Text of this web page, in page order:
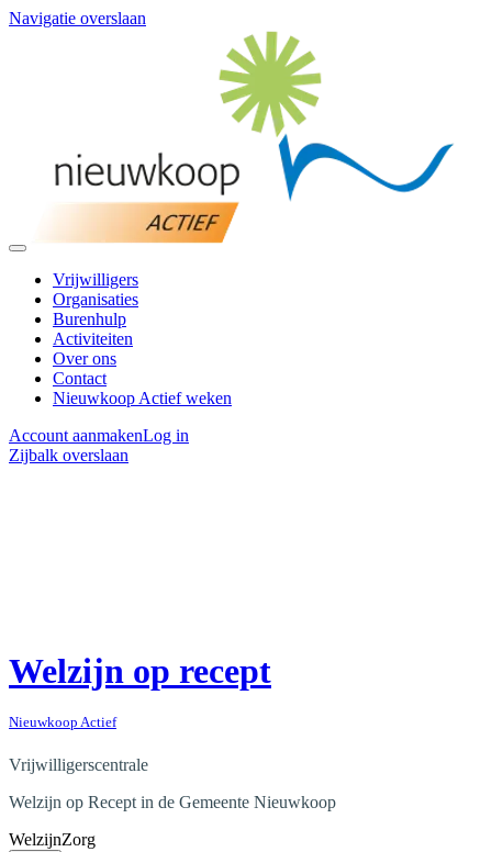
Navigatie overslaan
Vrijwilligers
Organisaties
Burenhulp
Activiteiten
Over ons
Contact
Nieuwkoop Actief weken
Account aanmakenLog in
Zijbalk overslaan
Welzijn op recept
Nieuwkoop Actief
Vrijwilligerscentrale
Welzijn op Recept in de Gemeente Nieuwkoop
WelzijnZorg